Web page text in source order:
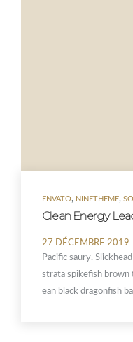
ENVATO, NINETHEME,
Clean Energy
27 DÉCEMBRE 2019
Pacific saury.
strata spikefish brown
ean black dragonfish